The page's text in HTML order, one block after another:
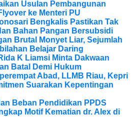
Usulan Pembangunan
ke Menteri PU
Bengkalis Pastikan Tak
Bahan Pangan Bersubsidi
Brutal Monyet Liar, Sejumlah
Belajar Daring
K Liamsi Minta Dakwaan
Batal Demi Hukum
Abad, LLMB Riau, Kepri
Suarakan Kepentingan
Beban Pendidikan PPDS
Motif Kematian dr. Alex di